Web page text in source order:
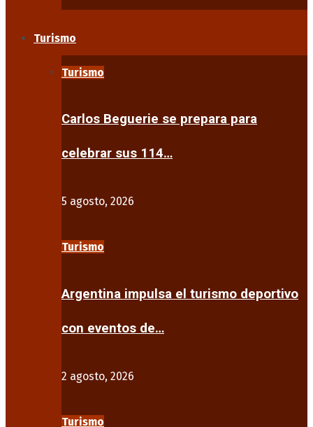
Turismo
Turismo
Carlos Beguerie se prepara para
celebrar sus 114…
5 agosto, 2026
Turismo
Argentina impulsa el turismo deportivo
con eventos de…
2 agosto, 2026
Turismo